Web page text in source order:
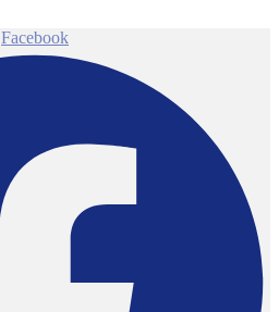
Facebook